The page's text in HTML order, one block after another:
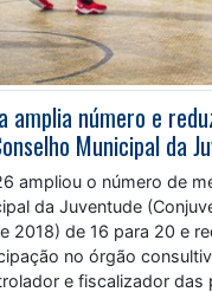
amplia número e
Municipal da
ampliou o número de
da Juventude
2018) de 16 para 20 e
no órgão
e fiscalizador das